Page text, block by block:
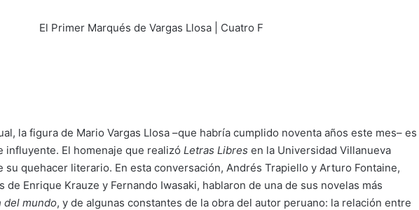
la figura de Mario Vargas Llosa –que habría cumplido noventa años este mes– es
influyente. El homenaje que realizó Letras Libres en la Universidad Villanueva
su quehacer literario. En esta conversación, Andrés Trapiello y Arturo Fontaine,
Enrique Krauze y Fernando Iwasaki, hablaron de una de sus novelas más
del mundo, y de algunas constantes de la obra del autor peruano: la relación entre